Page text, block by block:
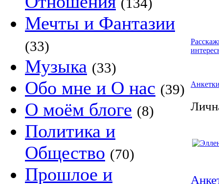
Мечты и Фантазии
(33)
Музыка (33)
Обо мне и О нас (39)
О моём блоге (8)
Политика и
Общество (70)
Прошлое и